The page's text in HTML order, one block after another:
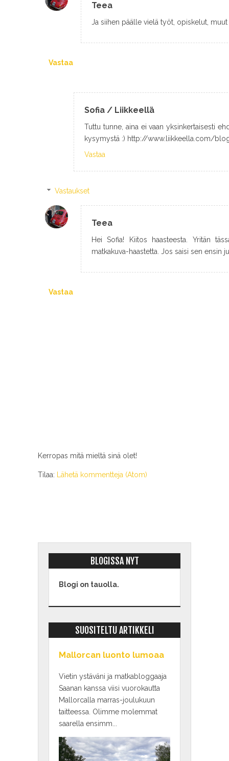
Teea
Ja siihen päälle vielä työt, opiskelut, muut
Vastaa
Sofia / Liikkeellä
Tuttu tunne, aina ei vaan yksinkertaisesti
kysymystä :) http://www.liikkeella.com/
Vastaa
Vastaukset
Teea
Hei Sofia! Kiitos haasteesta. Yritän
matkakuva-haastetta. Jos saisi sen ensin
Vastaa
Kerropas mitä mieltä sinä olet!
Tilaa: Lähetä kommentteja (Atom)
BLOGISSA NYT
Blogi on tauolla.
SUOSITELTU ARTIKKELI
Mallorcan luonto lumoaa
Vietin ystäväni ja matkabloggaaja
Saanan kanssa viisi vuorokautta
Mallorcalla marras-joulukuun
taitteessa. Olimme molemmat
saarella ensimm...